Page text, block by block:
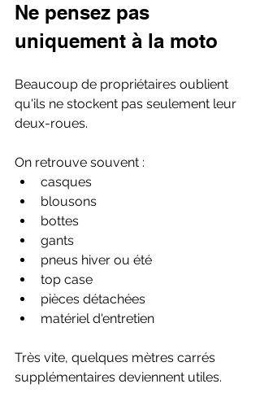
Ne pensez pas
uniquement à la moto
Beaucoup de propriétaires oublient
qu'ils ne stockent pas seulement leur
deux-roues.
On retrouve souvent :
casques
blousons
bottes
gants
pneus hiver ou été
top case
pièces détachées
matériel d'entretien
Très vite, quelques mètres carrés
supplémentaires deviennent utiles.